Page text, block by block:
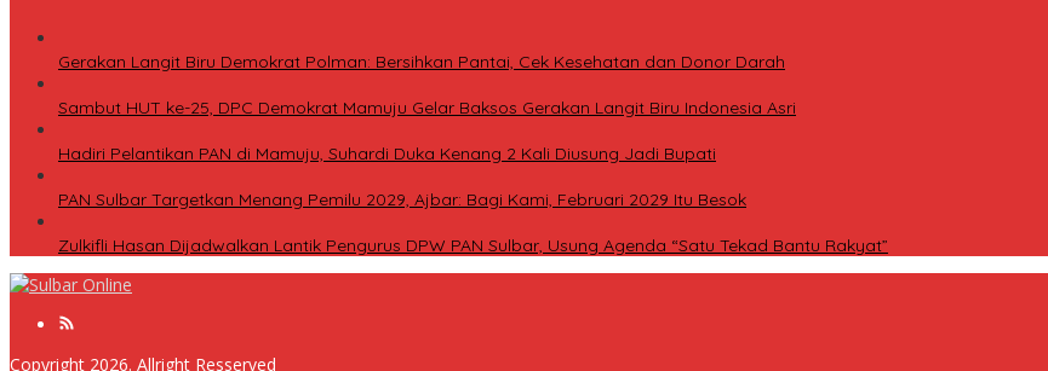
Gerakan Langit Biru Demokrat Polman: Bersihkan Pantai, Cek Kesehatan dan Donor Darah
Sambut HUT ke-25, DPC Demokrat Mamuju Gelar Baksos Gerakan Langit Biru Indonesia Asri
Hadiri Pelantikan PAN di Mamuju, Suhardi Duka Kenang 2 Kali Diusung Jadi Bupati
PAN Sulbar Targetkan Menang Pemilu 2029, Ajbar: Bagi Kami, Februari 2029 Itu Besok
Zulkifli Hasan Dijadwalkan Lantik Pengurus DPW PAN Sulbar, Usung Agenda “Satu Tekad Bantu Rakyat”
Copyright 2026. Allright Resserved